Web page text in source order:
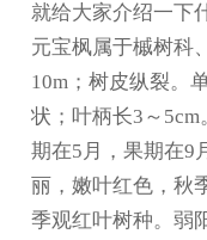
就给大家介绍一下
元宝枫属于槭树科
10m；树皮纵裂。
状；叶柄长3～
期在5月，果期在9
丽，嫩叶红色，秋
季观红叶树种。弱